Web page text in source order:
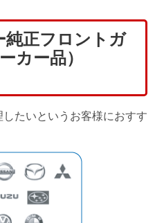
純正フロントガ
カー品）
たいというお客様におすす